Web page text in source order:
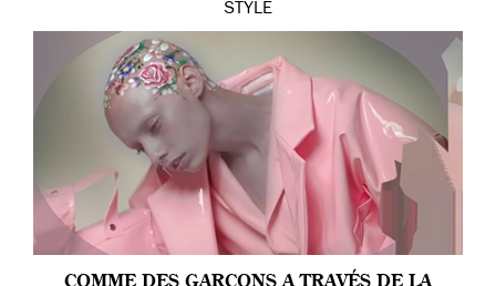
STYLE
COMME DES GARÇONS A TRAVÉS DE LA